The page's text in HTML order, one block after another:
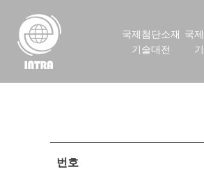
국제첨단소재
기술대전
국
번호